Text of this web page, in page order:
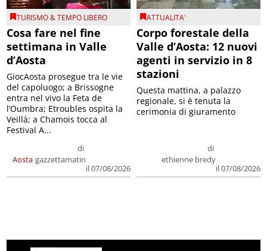
TURISMO & TEMPO LIBERO
Cosa fare nel fine
settimana in Valle
d’Aosta
Aosta
di
gazzettamatin
il 07/08/2026
GiocAosta prosegue tra le vie
del capoluogo; a Brissogne
entra nel vivo la Feta de
l’Oumbra; Etroubles ospita la
Veillà; a Chamois tocca al
Festival A...
ATTUALITA'
Corpo forestale della
Valle d’Aosta: 12 nuovi
agenti in servizio in 8
stazioni
di
ethienne bredy
il 07/08/2026
Questa mattina, a palazzo
regionale, si è tenuta la
cerimonia di giuramento